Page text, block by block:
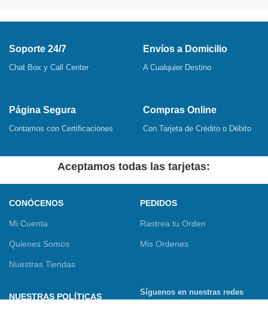
Soporte 24/7
Chat Box y Call Center
Envíos a Domicilio
A Cualquier Destino
Página Segura
Contamos con Certificaciones
Compras Online
Con Tarjeta de Crédito o Débito
Aceptamos todas las tarjetas:
CONÓCENOS
Mi Cuenta
Quienes Somos
Nuestras Tiendas
PEDIDOS
Rastrea tu Orden
Mis Ordenes
NUESTRAS POLÍTICAS
Síguenos en nuestras redes